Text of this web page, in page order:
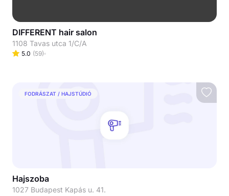
DIFFERENT hair salon
1108 Tavas utca 1/C/A
5.0 (59)
FODRÁSZAT / HAJSTÚDIÓ
Hajszoba
1027 Budapest Kapás u. 41.